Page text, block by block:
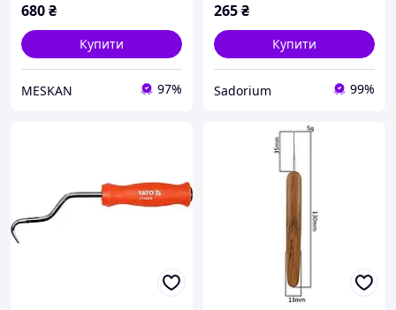
680₴
Купити
MESKAN 97%
265₴
Купити
Sadorium 99%